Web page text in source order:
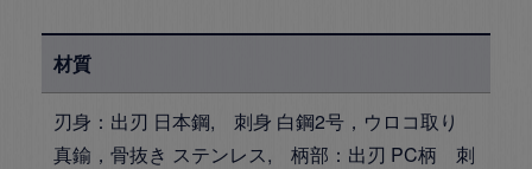
材質
刃身：出刃 日本鋼, 刺身 白鋼2号，ウロコ取り
真鍮，骨抜き ステンレス, 柄部：出刃 PC柄 刺